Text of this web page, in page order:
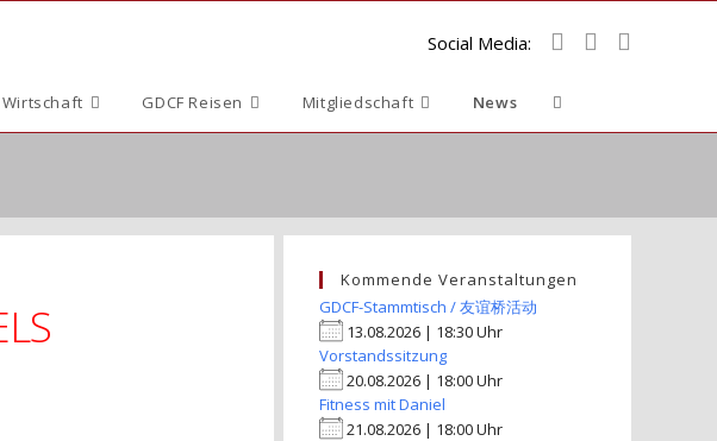
Social Media:
Wirtschaft GDCF Reisen Mitgliedschaft News Website-
umschalten
Kommende Veranstaltungen
GDCF-Stammtisch / 友谊桥活动
13.08.2026 | 18:30 Uhr
Vorstandssitzung
20.08.2026 | 18:00 Uhr
Fitness mit Daniel
21.08.2026 | 18:00 Uhr